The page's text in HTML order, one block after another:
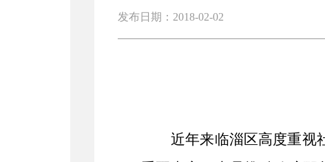
发布日期：2018-02-02
近年来临淄区高度重视